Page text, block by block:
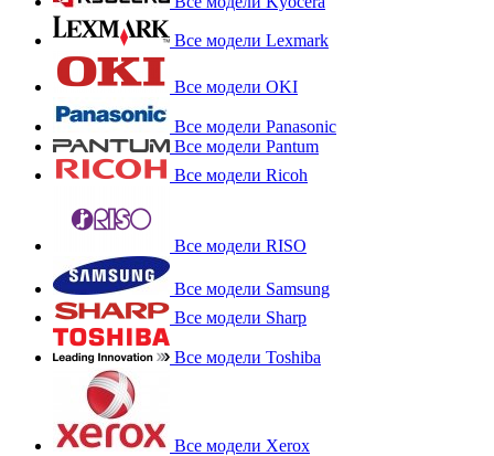
Все модели Lexmark
Все модели OKI
Все модели Panasonic
Все модели Pantum
Все модели Ricoh
Все модели RISO
Все модели Samsung
Все модели Sharp
Все модели Toshiba
Все модели Xerox